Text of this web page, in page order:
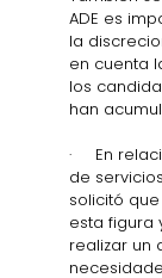
ADE es
la
en cuenta
los
han
·     En
de
solicitó
esta figura
realizar un